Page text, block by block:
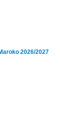
2026/2027